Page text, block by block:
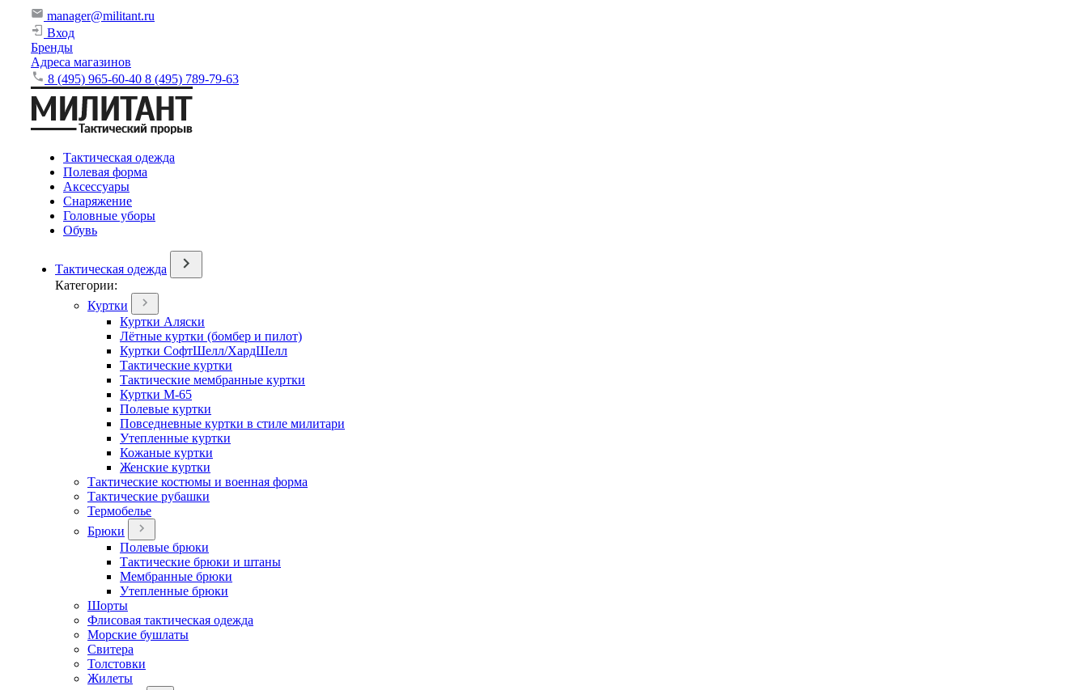
manager@militant.ru
Вход
Бренды
Адреса магазинов
8 (495) 965-60-40 8 (495) 789-79-63
Тактическая одежда
Полевая форма
Аксессуары
Снаряжение
Головные уборы
Обувь
Тактическая одежда
Категории:
Куртки
Куртки Аляски
Лётные куртки (бомбер и пилот)
Куртки СофтШелл/ХардШелл
Тактические куртки
Тактические мембранные куртки
Куртки М-65
Полевые куртки
Повседневные куртки в стиле милитари
Утепленные куртки
Кожаные куртки
Женские куртки
Тактические костюмы и военная форма
Тактические рубашки
Термобелье
Брюки
Полевые брюки
Тактические брюки и штаны
Мембранные брюки
Утепленные брюки
Шорты
Флисовая тактическая одежда
Морские бушлаты
Свитера
Толстовки
Жилеты